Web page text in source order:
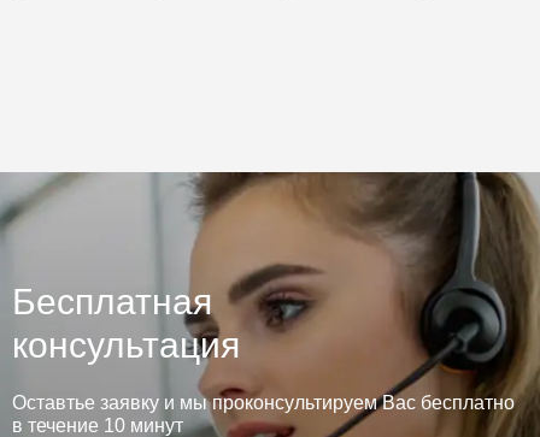
Бесплатная
консультация
Оставтье заявку и мы проконсультируем Вас бесплатно
в течение 10 минут